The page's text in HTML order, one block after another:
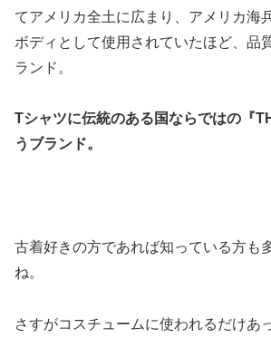
てアメリカ全土に広まり、アメリカ海
ボディとして使用されていたほど、品
ランド。
Tシャツに伝統のある国ならではの『
うブランド。
古着好きの方であれば知っている方も
ね。
さすがコスチュームに使われるだけあ